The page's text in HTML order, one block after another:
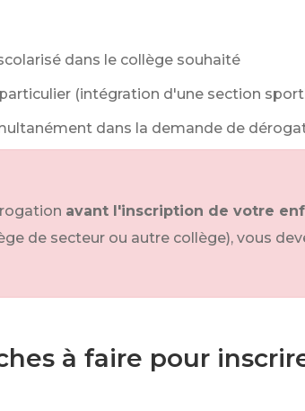
dans le collège souhaité
(intégration d'une section
dans la demande de
avant l'inscription de votre
de secteur ou autre collège), vous
à faire pour